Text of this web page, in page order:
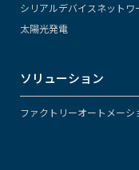
シリアルデバイスネットワ
太陽光発電
ソリューション
ファクトリーオートメーシ